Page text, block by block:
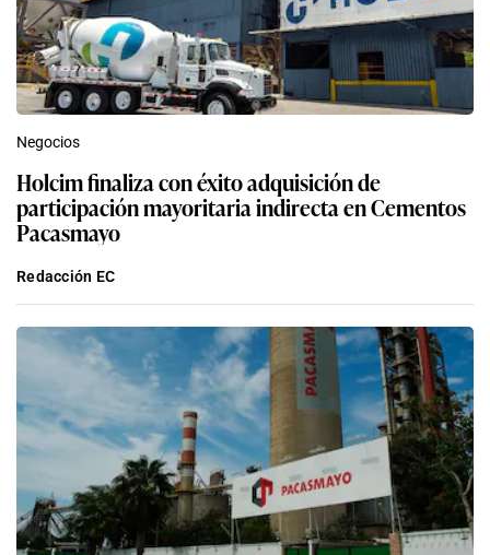
Negocios
Holcim finaliza con éxito adquisición de
participación mayoritaria indirecta en Cementos
Pacasmayo
Redacción EC